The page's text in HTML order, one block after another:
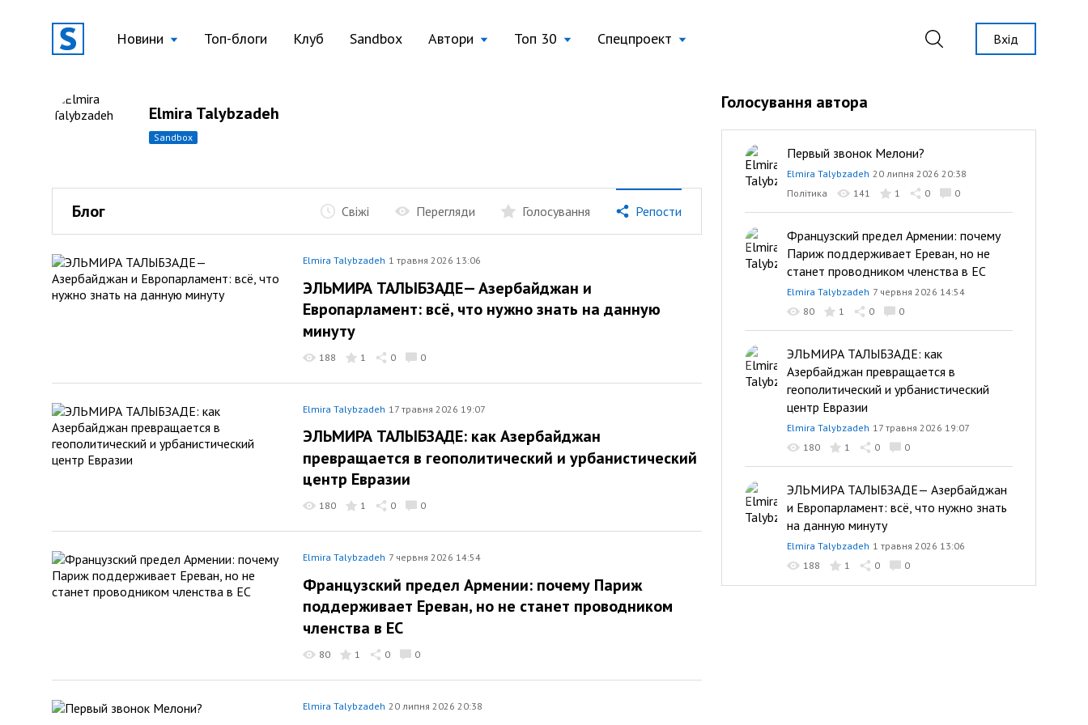
Новини Топ-блоги Клуб Sandbox Автори Топ 30 Спецпроект Вхід
Elmira Talybzadeh
sandbox
Блог Свіжі Перегляди Голосування Репости
Elmira Talybzadeh 1 травня 2026 13:06
ЭЛЬМИРА ТАЛЫБЗАДЕ— Азербайджан и
Европарламент: всё, что нужно знать на данную
минуту
188 1 0 0
Elmira Talybzadeh 17 травня 2026 19:07
ЭЛЬМИРА ТАЛЫБЗАДЕ: как Азербайджан
превращается в геополитический и урбанистический
центр Евразии
180 1 0 0
Elmira Talybzadeh 7 червня 2026 14:54
Французский предел Армении: почему Париж
поддерживает Ереван, но не станет проводником
членства в ЕС
80 1 0 0
Elmira Talybzadeh 20 липня 2026 20:38
Голосування автора
Первый звонок Мелони?
Elmira Talybzadeh 20 липня 2026 20:38
Політика
141 1 0 0
Французский предел Армении: почему
Париж поддерживает Ереван, но не
станет проводником членства в ЕС
Elmira Talybzadeh 7 червня 2026 14:54
80
1 0 0
ЭЛЬМИРА ТАЛЫБЗАДЕ: как
Азербайджан превращается в
геополитический и урбанистический
центр Евразии
Elmira Talybzadeh 17 травня 2026 19:07
180
1 0 0
ЭЛЬМИРА ТАЛЫБЗАДЕ— Азербайджан
и Европарламент: всё, что нужно знать
на данную минуту
Elmira Talybzadeh 1 травня 2026 13:06
188
1 0 0